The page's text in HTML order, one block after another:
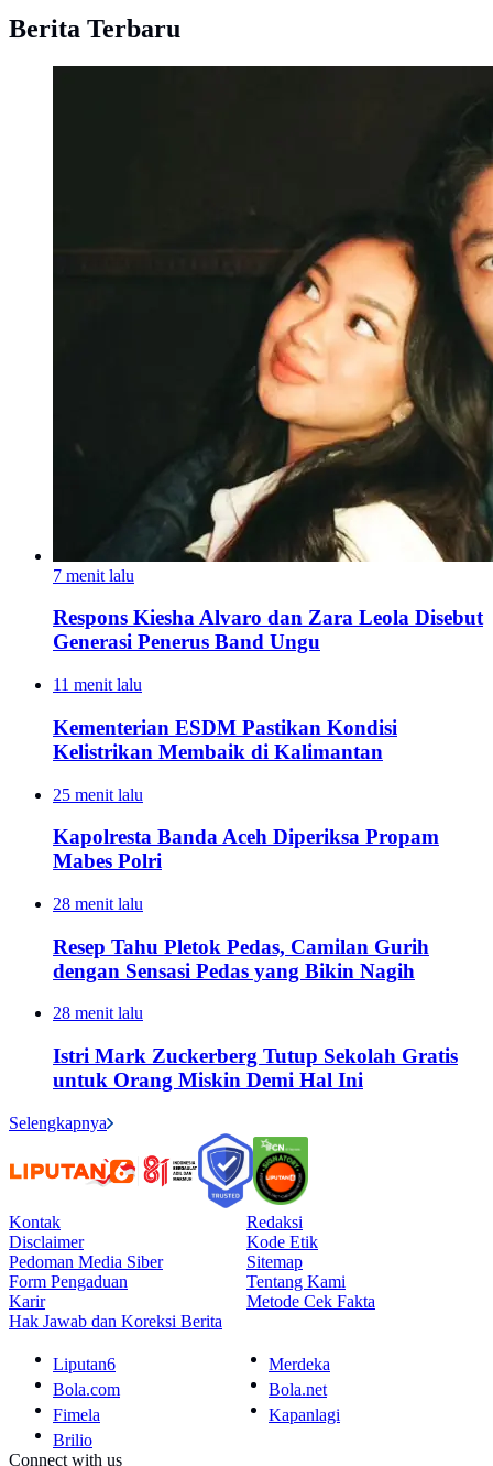
Berita Terbaru
7 menit lalu
Respons Kiesha Alvaro dan Zara Leola Disebut
Generasi Penerus Band Ungu
11 menit lalu
Kementerian ESDM Pastikan Kondisi
Kelistrikan Membaik di Kalimantan
25 menit lalu
Kapolresta Banda Aceh Diperiksa Propam
Mabes Polri
28 menit lalu
Resep Tahu Pletok Pedas, Camilan Gurih
dengan Sensasi Pedas yang Bikin Nagih
28 menit lalu
Istri Mark Zuckerberg Tutup Sekolah Gratis
untuk Orang Miskin Demi Hal Ini
Selengkapnya
Kontak
Redaksi
Disclaimer
Kode Etik
Pedoman Media Siber
Sitemap
Form Pengaduan
Tentang Kami
Karir
Metode Cek Fakta
Hak Jawab dan Koreksi Berita
Liputan6
Merdeka
Bola.com
Bola.net
Fimela
Kapanlagi
Brilio
Connect with us